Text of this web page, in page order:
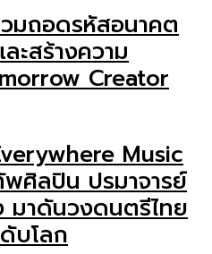
มถอดรหัสอนาคต
ะสร้างความ
Creator
Music
ศิลปิน ปรมาจารย์
มาดันวงดนตรีไทย
บโลก